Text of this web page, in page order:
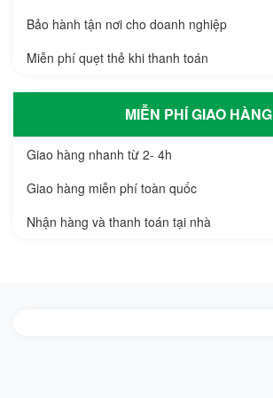
Bảo hành tận nơi cho doanh nghiệp
Miễn phí quẹt thẻ khi thanh toán
MIỄN PHÍ GIAO HÀNG
Giao hàng nhanh từ 2- 4h
Giao hàng miễn phí toàn quốc
Nhận hàng và thanh toán tại nhà